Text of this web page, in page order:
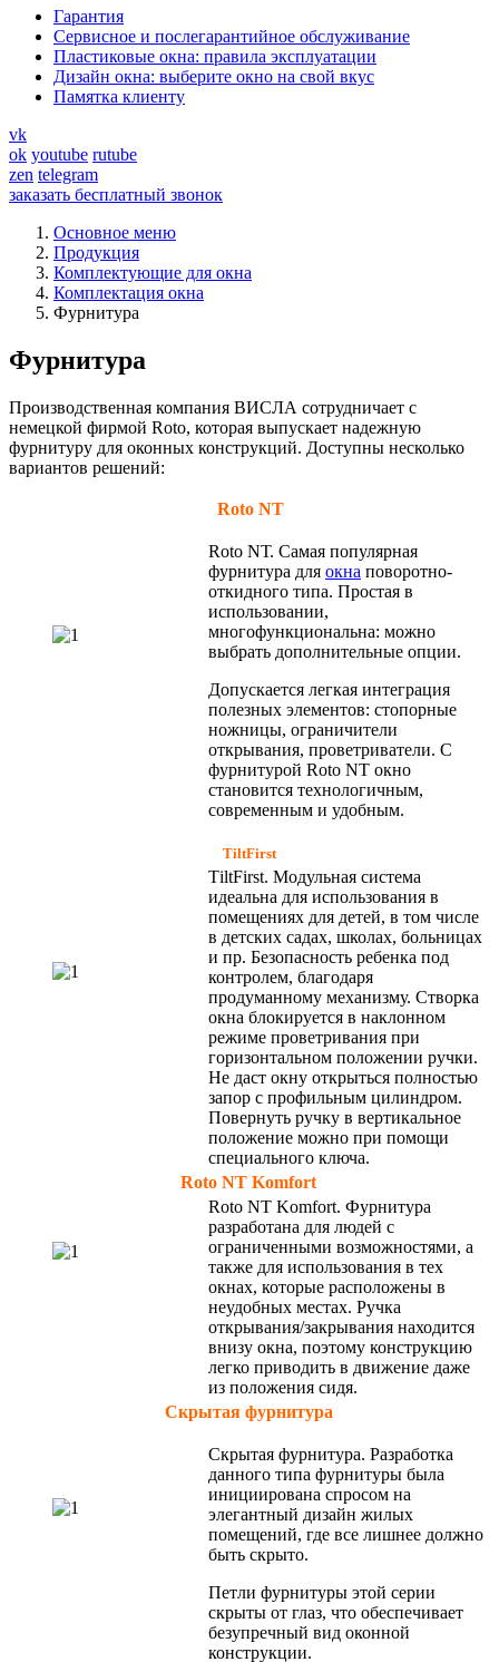
Гарантия
Cервисное и послегарантийное обслуживание
Пластиковые окна: правила эксплуатации
Дизайн окна: выберите окно на свой вкус
Памятка клиенту
vk
ok youtube rutube
zen telegram
заказать бесплатный звонок
Основное меню
Продукция
Комплектующие для окна
Комплектация окна
Фурнитура
Фурнитура
Производственная компания ВИСЛА сотрудничает с
немецкой фирмой Roto, которая выпускает надежную
фурнитуру для оконных конструкций. Доступны несколько
вариантов решений:
Roto NT
Rоtо NТ. Самая популярная
фурнитура для окна поворотно-
откидного типа. Простая в
использовании,
многофункциональна: можно
выбрать дополнительные опции.
Допускается легкая интеграция
полезных элементов: стопорные
ножницы, ограничители
открывания, проветриватели. С
фурнитурой Rоtо NТ окно
становится технологичным,
современным и удобным.
TiltFirst
ТiltFirst. Модульная система
идеальна для использования в
помещениях для детей, в том числе
в детских садах, школах, больницах
и пр. Безопасность ребенка под
контролем, благодаря
продуманному механизму. Створка
окна блокируется в наклонном
режиме проветривания при
горизонтальном положении ручки.
Не даст окну открыться полностью
запор с профильным цилиндром.
Повернуть ручку в вертикальное
положение можно при помощи
специального ключа.
Roto NT Komfort
Rоtо NТ Kоmfоrt. Фурнитура
разработана для людей с
ограниченными возможностями, а
также для использования в тех
окнах, которые расположены в
неудобных местах. Ручка
открывания/закрывания находится
внизу окна, поэтому конструкцию
легко приводить в движение даже
из положения сидя.
Скрытая фурнитура
Скрытая фурнитура. Разработка
данного типа фурнитуры была
инициирована спросом на
элегантный дизайн жилых
помещений, где все лишнее должно
быть скрыто.
Петли фурнитуры этой серии
скрыты от глаз, что обеспечивает
безупречный вид оконной
конструкции.